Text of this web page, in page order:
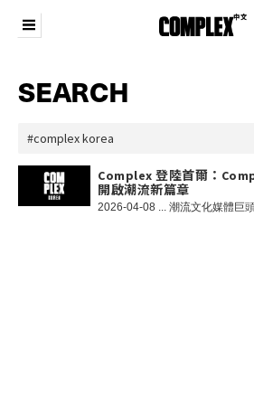
SEARCH
Complex 登陸首爾：
開啟潮流新篇章